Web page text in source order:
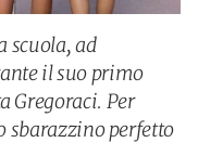
scuola, ad
il suo primo
Gregoraci. Per
sbarazzino perfetto